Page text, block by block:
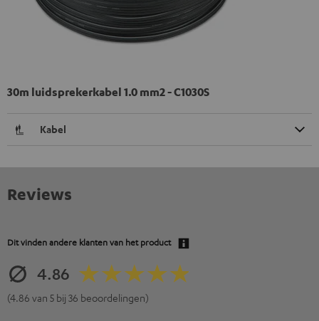
30m luidsprekerkabel 1.0 mm2 - C1030S
Kabel
Reviews
Dit vinden andere klanten van het product
4.86
(4.86 van 5 bij 36 beoordelingen)